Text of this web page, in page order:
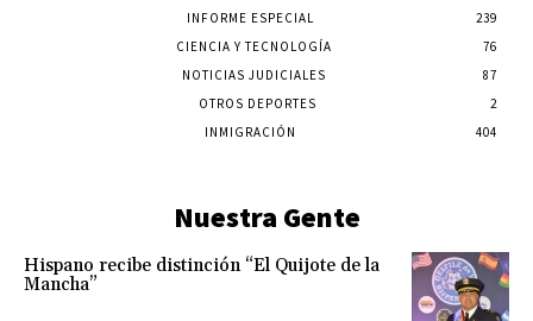
INFORME ESPECIAL
239
CIENCIA Y TECNOLOGÍA
76
NOTICIAS JUDICIALES
87
OTROS DEPORTES
2
INMIGRACIÓN
404
Nuestra Gente
Hispano recibe distinción “El Quijote de la
Mancha”